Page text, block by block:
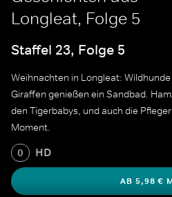
Longleat, Folge 5
Staffel 23, Folge 5
Weihnachten in Longleat:
Giraffen genießen ein Sandbad.
den Tigerbabys, und auch die
Moment.
0 HD
AB 5,98 €